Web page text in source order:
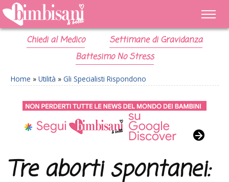
Chiedi al Medico
Settimane di Gravidanza
Battesimo No Stress
Home » Utilità » Gli Specialisti Rispondono
Tre aborti spontanei: